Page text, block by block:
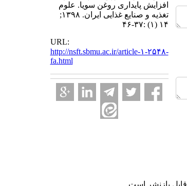
افزایش پایداری روغن سویا. علوم
تغذیه و صنایع غذایی ایران. ۱۳۹۸;
۱۴ (۱) :۳۷-۴۶
URL:
http://nsft.sbmu.ac.ir/article-۱-۲۵۴۸-
fa.html
قابل بازنشر است.